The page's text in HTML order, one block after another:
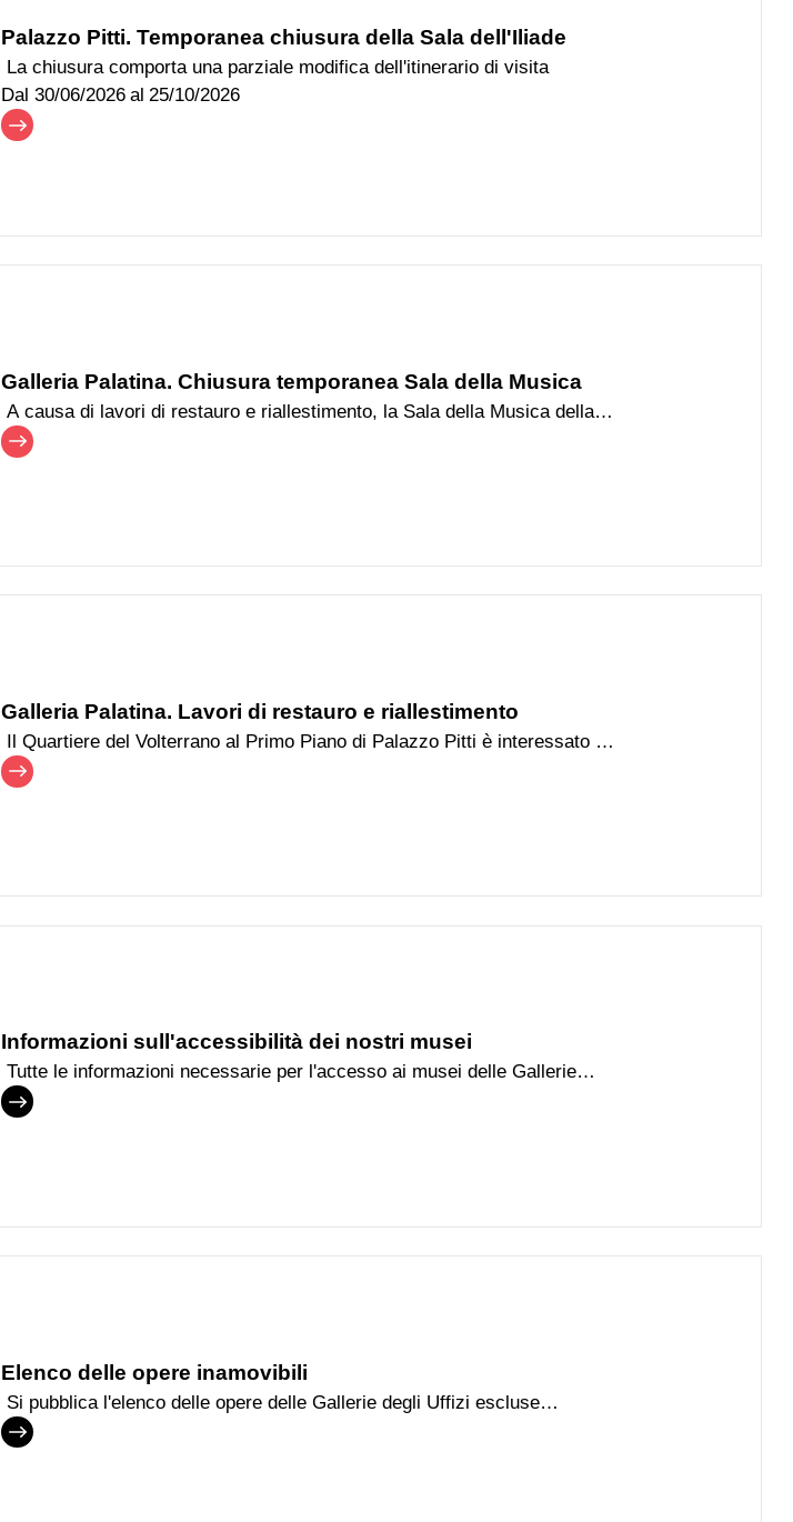
Palazzo Pitti. Temporanea chiusura della Sala dell'Iliade
La chiusura comporta una parziale modifica dell'itinerario di visita
Dal 30/06/2026 al 25/10/2026
Galleria Palatina. Chiusura temporanea Sala della Musica
A causa di lavori di restauro e riallestimento, la Sala della Musica della
Galleria Palatina di Palazzo Pitti e i passaggi adiacenti resteranno chiusi
Galleria Palatina. Lavori di restauro e riallestimento
Il Quartiere del Volterrano al Primo Piano di Palazzo Pitti è interessato da
un ampio intervento di restauro e riallestimento
Informazioni sull'accessibilità dei nostri musei
Tutte le informazioni necessarie per l'accesso ai musei delle Gallerie
degli Uffizi
Elenco delle opere inamovibili
Si pubblica l'elenco delle opere delle Gallerie degli Uffizi escluse
dall'uscita temporanea dal territorio nazionale trasmesso al superiore